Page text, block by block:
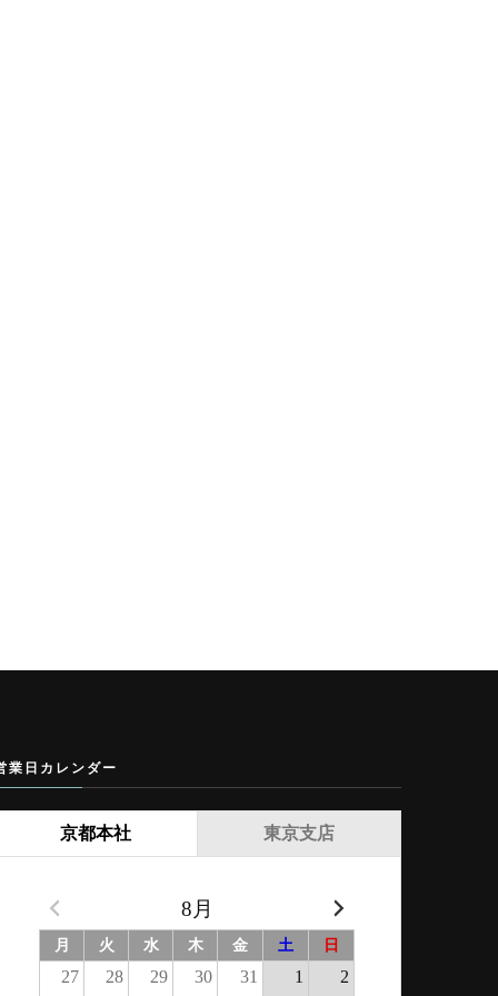
業日カレンダー
京都本社
8月
月 火 水 木 金 土 日
27 28 29 30 31 1 2
東京支店